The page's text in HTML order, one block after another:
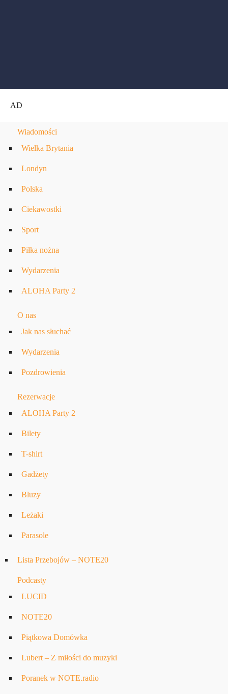
AD
Wiadomości
Wielka Brytania
Londyn
Polska
Ciekawostki
Sport
Piłka nożna
Wydarzenia
ALOHA Party 2
O nas
Jak nas słuchać
Wydarzenia
Pozdrowienia
Rezerwacje
ALOHA Party 2
Bilety
T-shirt
Gadżety
Bluzy
Leżaki
Parasole
Lista Przebojów – NOTE20
Podcasty
LUCID
NOTE20
Piątkowa Domówka
Lubert – Z miłości do muzyki
Poranek w NOTE.radio